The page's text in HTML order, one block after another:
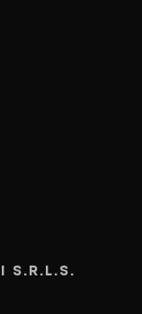
S.R.L.S.